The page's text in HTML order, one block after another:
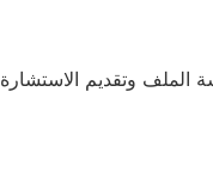
وتقديم الاستشارة